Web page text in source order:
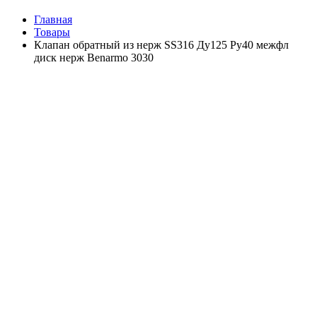
Главная
Товары
Клапан обратный из нерж SS316 Ду125 Ру40 межфл
диск нерж Benarmo 3030